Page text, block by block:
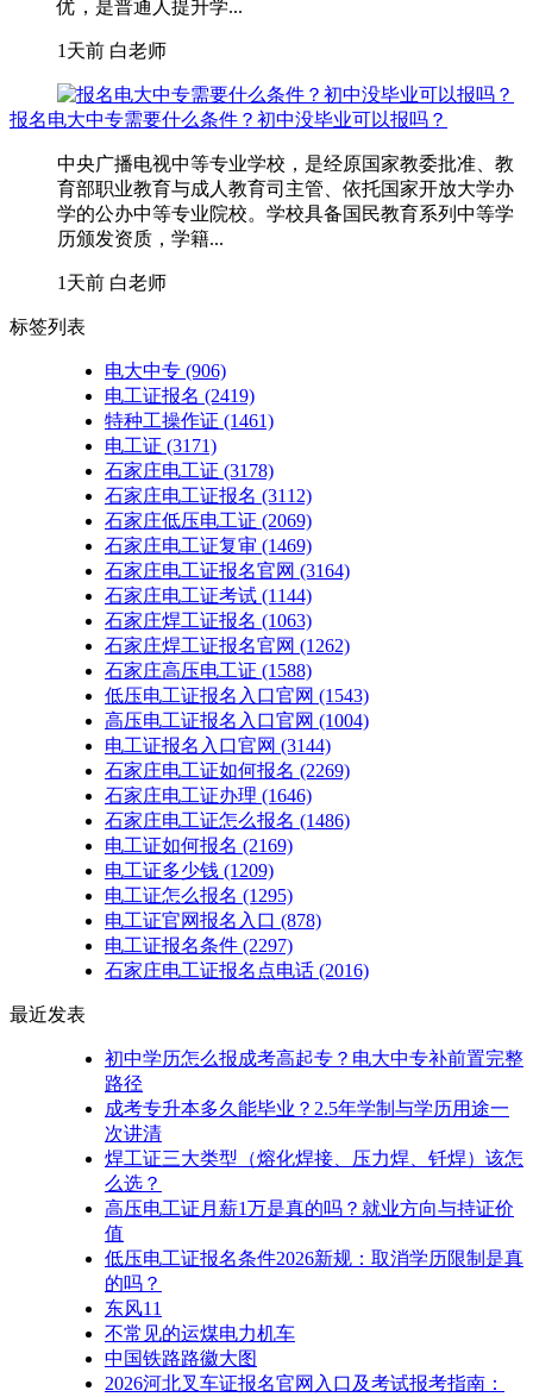
优，是普通人提升学...
1天前 白老师
报名电大中专需要什么条件？初中没毕业可以报吗？
中央广播电视中等专业学校，是经原国家教委批准、教
育部职业教育与成人教育司主管、依托国家开放大学办
学的公办中等专业院校。学校具备国民教育系列中等学
历颁发资质，学籍...
1天前 白老师
标签列表
电大中专 (906)
电工证报名 (2419)
特种工操作证 (1461)
电工证 (3171)
石家庄电工证 (3178)
石家庄电工证报名 (3112)
石家庄低压电工证 (2069)
石家庄电工证复审 (1469)
石家庄电工证报名官网 (3164)
石家庄电工证考试 (1144)
石家庄焊工证报名 (1063)
石家庄焊工证报名官网 (1262)
石家庄高压电工证 (1588)
低压电工证报名入口官网 (1543)
高压电工证报名入口官网 (1004)
电工证报名入口官网 (3144)
石家庄电工证如何报名 (2269)
石家庄电工证办理 (1646)
石家庄电工证怎么报名 (1486)
电工证如何报名 (2169)
电工证多少钱 (1209)
电工证怎么报名 (1295)
电工证官网报名入口 (878)
电工证报名条件 (2297)
石家庄电工证报名点电话 (2016)
最近发表
初中学历怎么报成考高起专？电大中专补前置完整
路径
成考专升本多久能毕业？2.5年学制与学历用途一
次讲清
焊工证三大类型（熔化焊接、压力焊、钎焊）该怎
么选？
高压电工证月薪1万是真的吗？就业方向与持证价
值
低压电工证报名条件2026新规：取消学历限制是真
的吗？
东风11
不常见的运煤电力机车
中国铁路路徽大图
2026河北叉车证报名官网入口及考试报考指南：